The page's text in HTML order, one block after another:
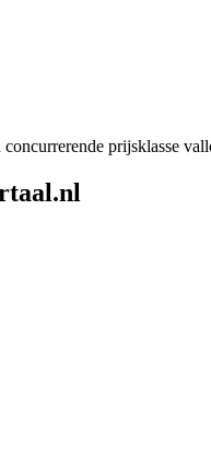
prijsklasse